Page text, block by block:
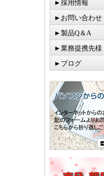
►採用情報
►お問い合わせ
►製品Q＆A
►業務提携先様
►ブログ